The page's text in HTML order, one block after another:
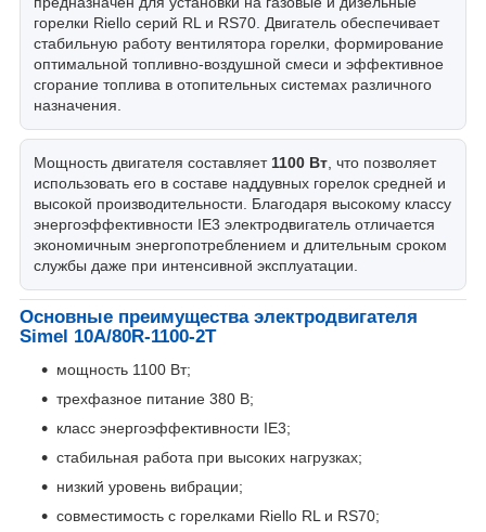
горелки Riello серий RL и RS70. Двигатель обеспечивает
стабильную работу вентилятора горелки, формирование
оптимальной топливно-воздушной смеси и эффективное
сгорание топлива в отопительных системах различного
назначения.
Мощность двигателя составляет1100 Вт, что позволяет
использовать его в составе наддувных горелок средней и
высокой производительности. Благодаря высокому классу
энергоэффективности IE3 электродвигатель отличается
экономичным энергопотреблением и длительным сроком
службы даже при интенсивной эксплуатации.
Основные преимущества электродвигателя
Simel 10A/80R-1100-2T
мощность 1100 Вт;
трехфазное питание 380 В;
класс энергоэффективности IE3;
стабильная работа при высоких нагрузках;
низкий уровень вибрации;
совместимость с горелками Riello RL и RS70;